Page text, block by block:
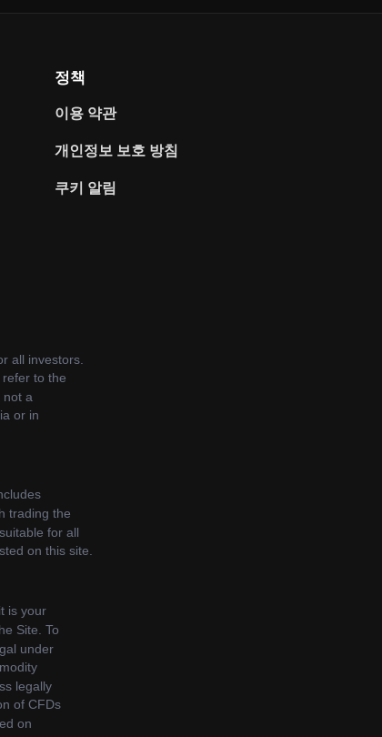
정책
이용 약관
개인정보 보호 방침
쿠키 알림